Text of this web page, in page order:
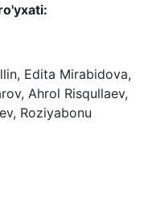
Edita Mirabidova,
Ahrol Risqullaev,
Roziyabonu